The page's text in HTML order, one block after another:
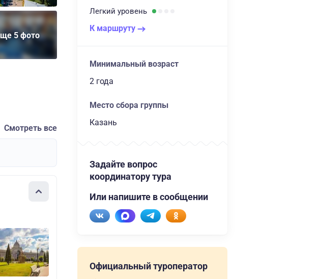
5 фото
Смотреть все
Легкий уровень
К маршруту
Минимальный возраст
2 года
Место сбора группы
Казань
Задайте вопрос
координатору тура
Или напишите в сообщении
Официальный туроператор